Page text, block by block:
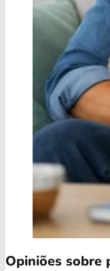
Opiniões sobre